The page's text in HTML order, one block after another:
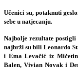
Učenici su, potaknuti
sebe u natjecanju.
Najbolje rezultate postigli
najbrži su bili Leonardo
i Ema Levačić iz
Balen, Vivian Novak i